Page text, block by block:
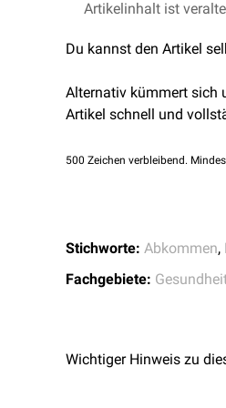
Das Protokoll erfasst
Mit Stand August 2025
In derMedizinist das
aufgebaut. Dieses soll
vom klassischen
Artikelinhalt ist
Du kannst den Artikel
Alternativ kümmert sich
Artikel schnell und
500 Zeichen verbleibend.
Stichworte: Abkommen,
Fachgebiete:
Wichtiger Hinweis zu